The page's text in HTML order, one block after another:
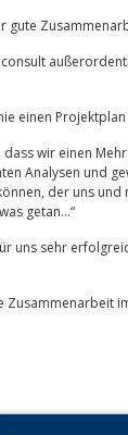
gute
einen
wir einen
Analysen und
der uns und
getan…“
uns sehr
Zusammenarbeit